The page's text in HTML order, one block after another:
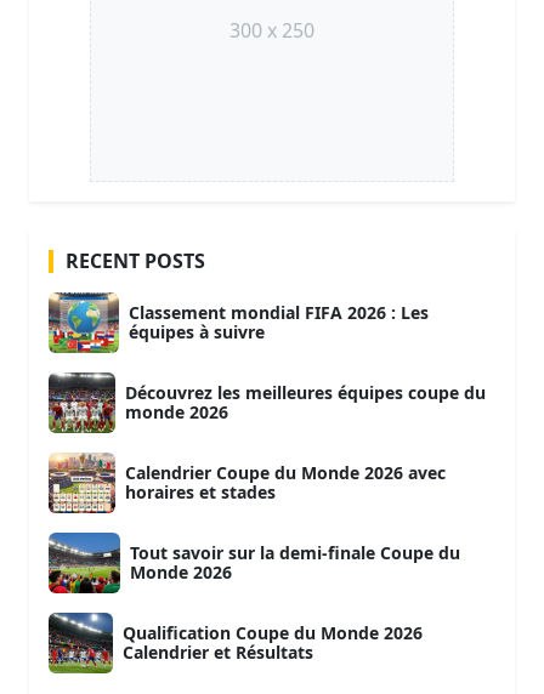
300 x 250
RECENT POSTS
Classement mondial FIFA 2026 : Les
équipes à suivre
Découvrez les meilleures équipes coupe du
monde 2026
Calendrier Coupe du Monde 2026 avec
horaires et stades
Tout savoir sur la demi-finale Coupe du
Monde 2026
Qualification Coupe du Monde 2026
Calendrier et Résultats